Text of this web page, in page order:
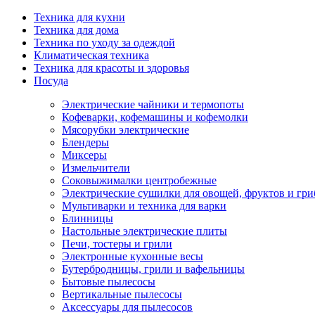
Техника для кухни
Техника для дома
Техника по уходу за одеждой
Климатическая техника
Техника для красоты и здоровья
Посуда
Электрические чайники и термопоты
Кофеварки, кофемашины и кофемолки
Мясорубки электрические
Блендеры
Миксеры
Измельчители
Соковыжималки центробежные
Электрические сушилки для овощей, фруктов и
Мультиварки и техника для варки
Блинницы
Настольные электрические плиты
Печи, тостеры и грили
Электронные кухонные весы
Бутербродницы, грили и вафельницы
Бытовые пылесосы
Вертикальные пылесосы
Аксессуары для пылесосов